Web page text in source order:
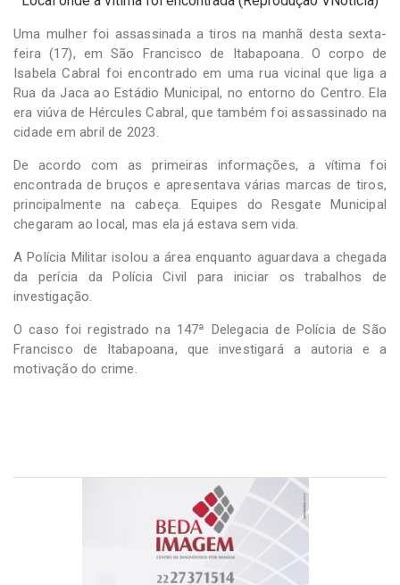
Uma mulher foi assassinada a tiros na manhã desta sexta-
feira (17), em São Francisco de Itabapoana. O corpo de
Isabela Cabral foi encontrado em uma rua vicinal que liga a
Rua da Jaca ao Estádio Municipal, no entorno do Centro. Ela
era viúva de Hércules Cabral, que também foi assassinado na
cidade em abril de 2023.
De acordo com as primeiras informações, a vítima foi
encontrada de bruços e apresentava várias marcas de tiros,
principalmente na cabeça. Equipes do Resgate Municipal
chegaram ao local, mas ela já estava sem vida.
A Polícia Militar isolou a área enquanto aguardava a chegada
da perícia da Polícia Civil para iniciar os trabalhos de
investigação.
O caso foi registrado na 147ª Delegacia de Polícia de São
Francisco de Itabapoana, que investigará a autoria e a
motivação do crime.